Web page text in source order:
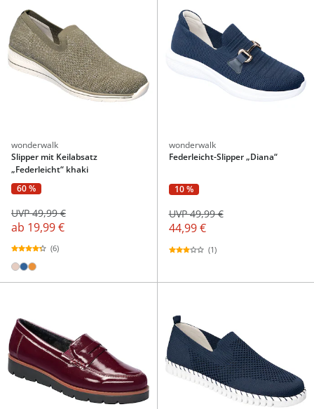
wonderwalk
Slipper mit Keilabsatz
„Federleicht“ khaki
60 %
ab 19,99 €
UVP 49,99 €
(6)
wonderwalk
Federleicht-Slipper „Diana“
10 %
44,99 €
UVP 49,99 €
(1)